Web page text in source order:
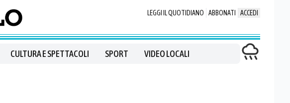
LEGGI IL QUOTIDIANO ABBONATI ACCEDI
CULTURA E SPETTACOLI SPORT VIDEO LOCALI